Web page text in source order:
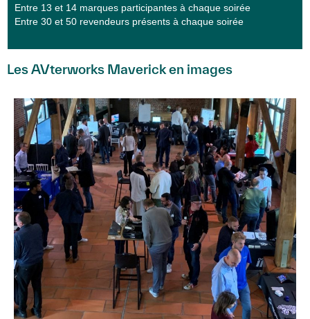
Entre 13 et 14 marques participantes à chaque soirée
Entre 30 et 50 revendeurs présents à chaque soirée
Les AVterworks Maverick en images